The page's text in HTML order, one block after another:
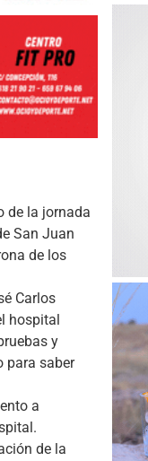
de la jornada
San Juan
de los
Carlos
hospital
y
para saber
a
de la